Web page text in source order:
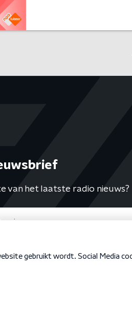
van het laatste radio nieuws?